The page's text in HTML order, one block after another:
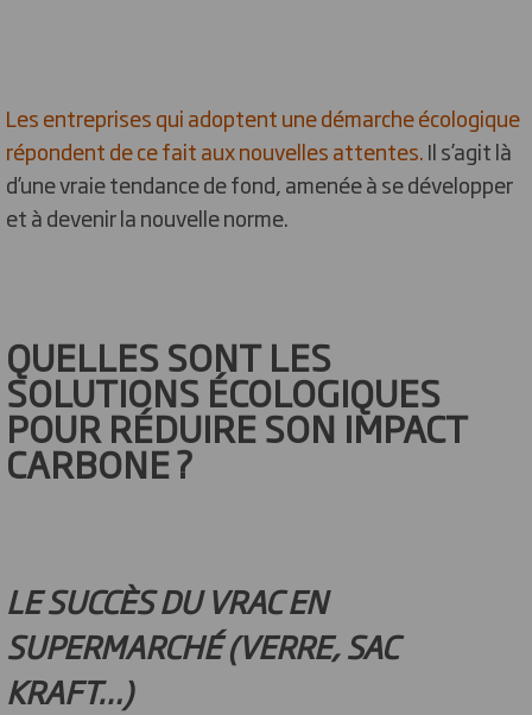
Les entreprises qui adoptent une démarche écologique
répondent de ce fait aux nouvelles attentes.Il s’agit là
d’une vraie tendance de fond, amenée à se développer
et à devenir la nouvelle norme.
QUELLES SONT LES
SOLUTIONS ÉCOLOGIQUES
POUR RÉDUIRE SON IMPACT
CARBONE ?
LE SUCCÈS DU VRAC EN
SUPERMARCHÉ (VERRE, SAC
KRAFT…)